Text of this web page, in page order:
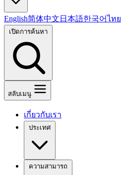
English简体中文 日本語한국어ไทย
เปิดการค้นหา
สลับเมนู
เกี่ยวกับเรา
ประเทศ
ความสามารถ